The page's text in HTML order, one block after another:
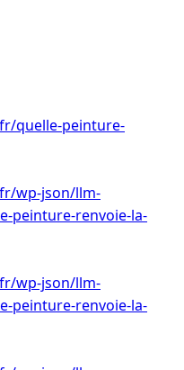
quelle-peinture-
wp-json/llm-
peinture-renvoie-la-
wp-json/llm-
peinture-renvoie-la-